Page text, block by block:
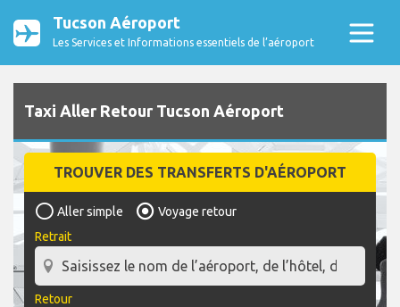
Tucson Aéroport
Les Services et Informations essentiels de l’aéroport
Taxi Aller Retour Tucson Aéroport
TROUVER DES TRANSFERTS D'AÉROPORT
Aller simple
Voyage retour
Retrait
Retour